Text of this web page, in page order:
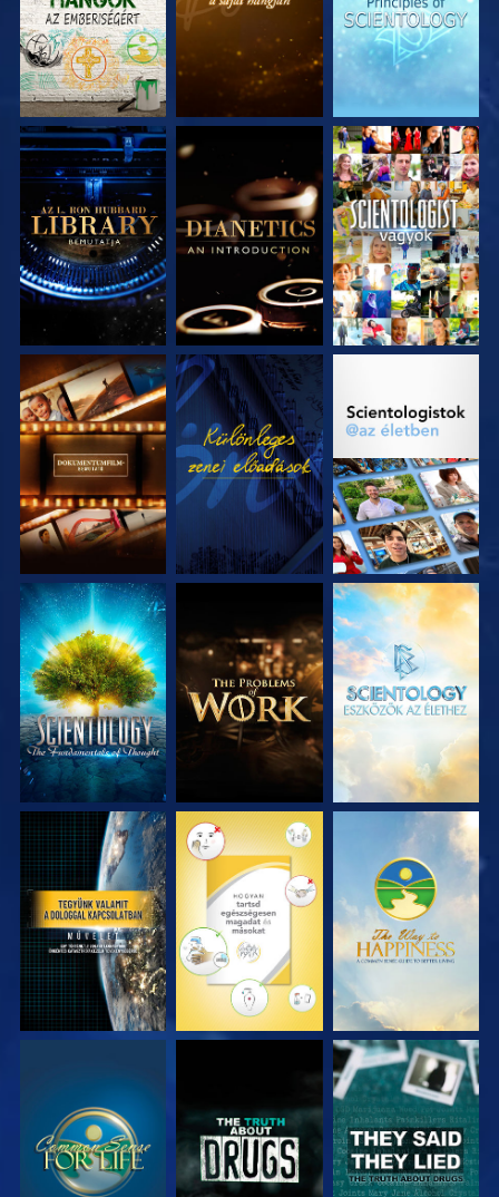
A SOROZAT
RÉSZEI
A SOROZAT
RÉSZEI
MŰSORNÉZÉS
A SOROZAT
RÉSZEI
MŰSORNÉZÉS
A SOROZAT
A SOROZAT
RÉSZEI
A SOROZAT
RÉSZEI
A SOROZAT
RÉSZEI
MŰSORNÉZÉS MŰSORNÉZÉS MŰSORNÉZÉS
MŰSORNÉZÉS MŰSORNÉZÉS MŰSORNÉZÉS